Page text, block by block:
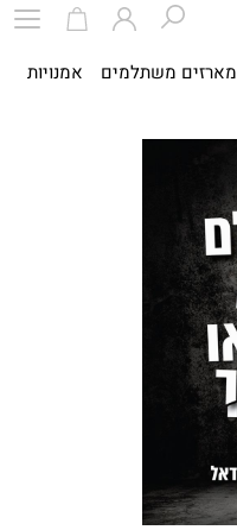
מארזים משתלמים אמנויות